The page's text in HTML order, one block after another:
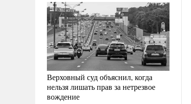
Верховный суд объяснил, когда
нельзя лишать прав за нетрезвое
вождение